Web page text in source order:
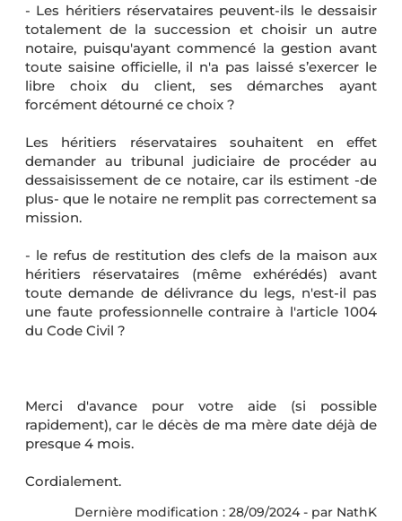
- Les héritiers réservataires peuvent-ils le dessaisir
totalement de la succession et choisir un autre
notaire, puisqu'ayant commencé la gestion avant
toute saisine officielle, il n'a pas laissé s’exercer le
libre choix du client, ses démarches ayant
forcément détourné ce choix ?
Les héritiers réservataires souhaitent en effet
demander au tribunal judiciaire de procéder au
dessaisissement de ce notaire, car ils estiment -de
plus- que le notaire ne remplit pas correctement sa
mission.
- le refus de restitution des clefs de la maison aux
héritiers réservataires (même exhérédés) avant
toute demande de délivrance du legs, n'est-il pas
une faute professionnelle contraire à l'article 1004
du Code Civil ?
Merci d'avance pour votre aide (si possible
rapidement), car le décès de ma mère date déjà de
presque 4 mois.
Cordialement.
Dernière modification : 28/09/2024 - par NathK